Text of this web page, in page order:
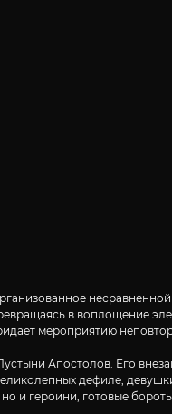
в воплощение
мероприятию
Апостолов. Его
дефиле,
героини, готовые